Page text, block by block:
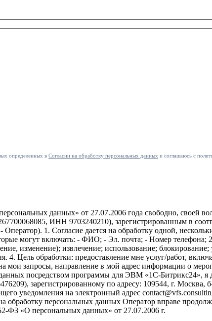
определенных в Согласии на обработку персональных данных и соглашаюсь с
данных» от 27.07.2006 года свободно, своей
ИНН 9703240210), зарегистрированным в
1. Согласие дается на обработку одной,
могут включать: - ФИО; - Эл. почта; - Номер телефона;
изменение); извлечение; использование;
4. Цель обработки: предоставление мне услуг/работ,
мои запросы, направление в мой адрес информации о
посредством программы для ЭВМ «1С-Битрикс24», я
зарегистрированному по адресу: 109544, г. Москва,
уведомления на электронный адрес
персональных данных Оператор вправе
ФЗ «О персональных данных» от 27.07.2006 г.